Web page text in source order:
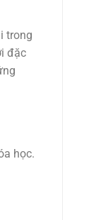
trong
đặc
học.